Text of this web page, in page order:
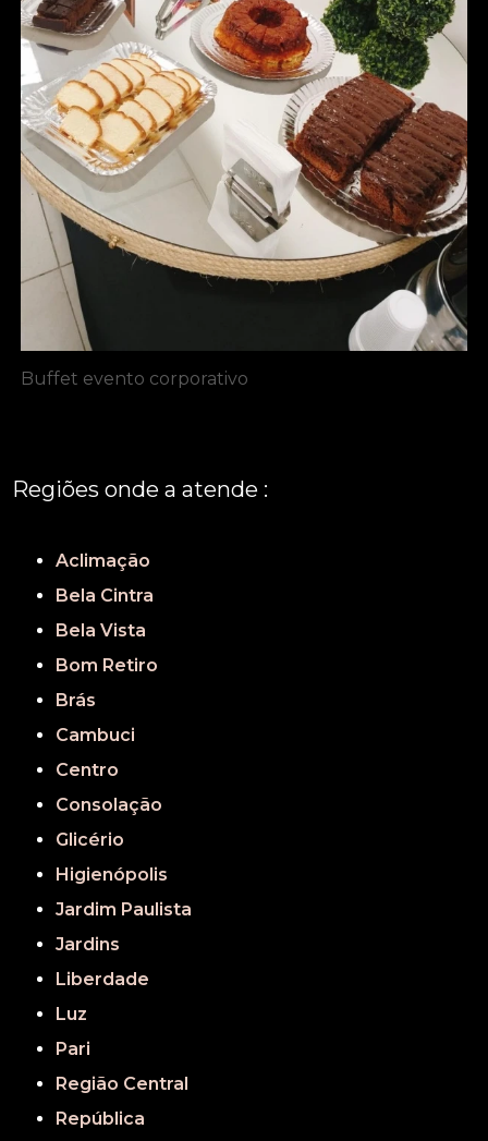
Buffet evento corporativo
Regiões onde a atende :
Aclimação
Bela Cintra
Bela Vista
Bom Retiro
Brás
Cambuci
Centro
Consolação
Glicério
Higienópolis
Jardim Paulista
Jardins
Liberdade
Luz
Pari
Região Central
República